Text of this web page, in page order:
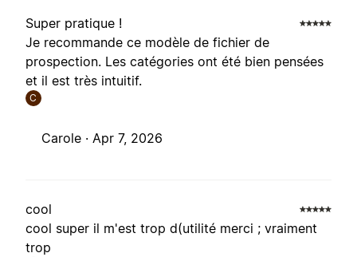
Super pratique !
Je recommande ce modèle de fichier de
prospection. Les catégories ont été bien pensées
et il est très intuitif.
C
Carole · Apr 7, 2026
cool
cool super il m'est trop d(utilité merci ; vraiment
trop